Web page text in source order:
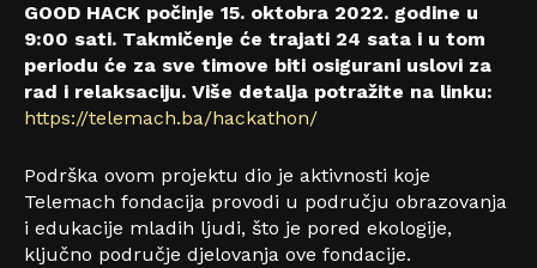
GOOD HACK počinje 15. oktobra 2022. godine u
9:00 sati. Takmičenje će trajati 24 sata i u tom
periodu će za sve timove biti osigurani uslovi za
rad i relaksaciju. Više detalja potražite na linku:
https://telemach.ba/hackathon/
Podrška ovom projektu dio je aktivnosti koje
Telemach fondacija provodi u području obrazovanja
i edukacije mladih ljudi, što je pored ekologije,
ključno područje djelovanja ove fondacije.